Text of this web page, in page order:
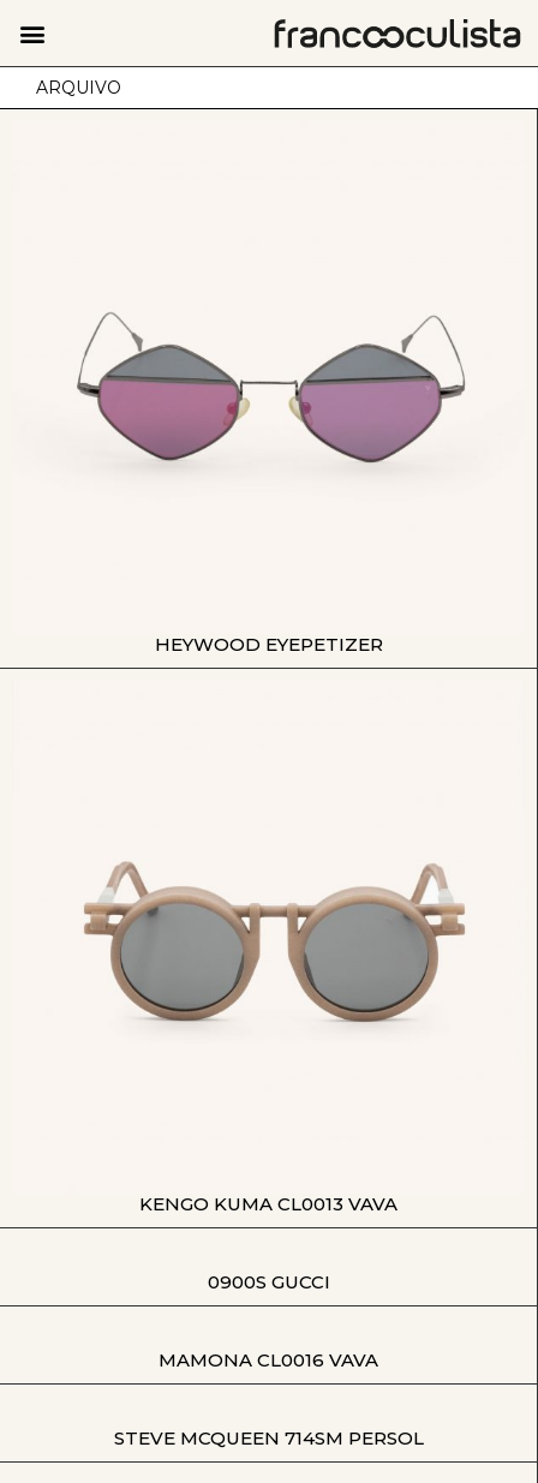
ARQUIVO
HEYWOOD EYEPETIZER
KENGO KUMA CL0013 VAVA
0900S GUCCI
MAMONA CL0016 VAVA
STEVE MCQUEEN 714SM PERSOL